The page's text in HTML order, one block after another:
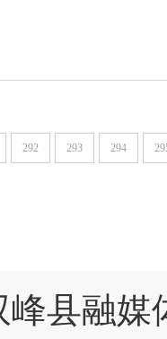
292 293 294
峰县融媒